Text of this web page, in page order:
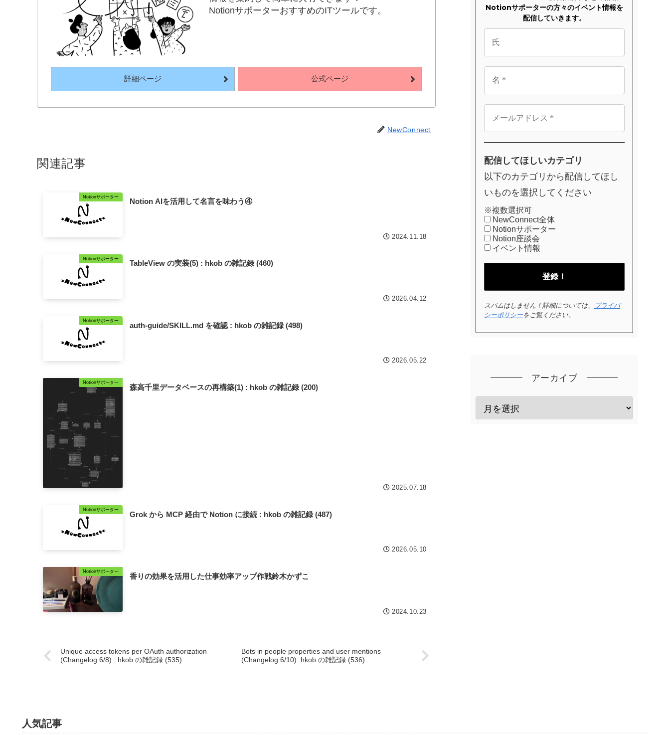
NotionサポーターおすすめのITツールです。
詳細ページ 公式ページ
NewConnect
関連記事
Notionサポーター
Notion AIを活用して名言を味わう④
2024.11.18
Notionサポーター
TableView の実装(5) : hkob の雑記録 (460)
2026.04.12
Notionサポーター
auth-guide/SKILL.md を確認 : hkob の雑記録 (498)
2026.05.22
Notionサポーター
森高千里データベースの再構築(1) : hkob の雑記録 (200)
2025.07.18
Notionサポーター
Grok から MCP 経由で Notion に接続 : hkob の雑記録 (487)
2026.05.10
Notionサポーター
香りの効果を活用した仕事効率アップ作戦鈴木かずこ
2024.10.23
Unique access tokens per OAuth authorization
(Changelog 6/8) : hkob の雑記録 (535)
Bots in people properties and user mentions
(Changelog 6/10): hkob の雑記録 (536)
Notionサポーターの方々のイベント情報を
配信していきます。
配信してほしいカテゴリ
以下のカテゴリから配信してほし
いものを選択してください
※複数選択可
NewConnect全体
Notionサポーター
Notion座談会
イベント情報
スパムはしません！詳細については、
プライバ
シーポリシーをご覧ください。
アーカイブ
人気記事